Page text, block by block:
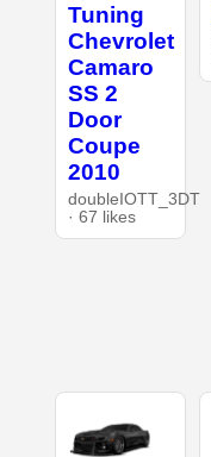
Tuning
Chevrolet
Camaro
SS 2
Door
Coupe
2010
doubleIOTT_3DT
· 67 likes